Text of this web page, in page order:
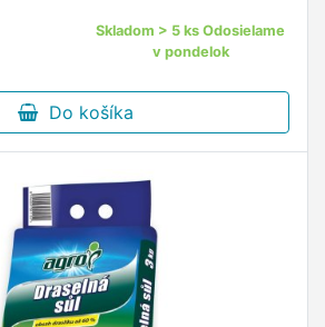
Skladom > 5 ks Odosielame
v pondelok
Do košíka